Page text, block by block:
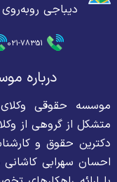
دیباجی روبه‌روی
021-78351
درباره
متشکل از گروهی از
دکترین حقوق و
احسان سهرابی